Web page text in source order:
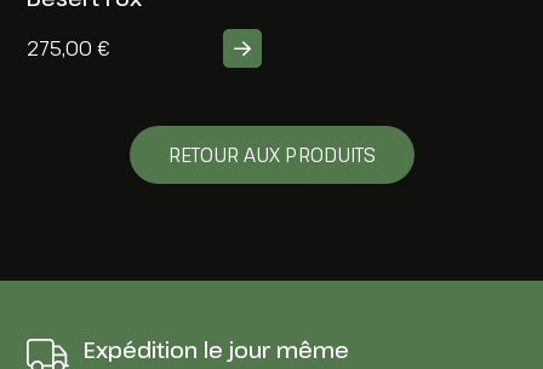
275,00€
RETOUR AUX PRODUITS
Expédition le jour même